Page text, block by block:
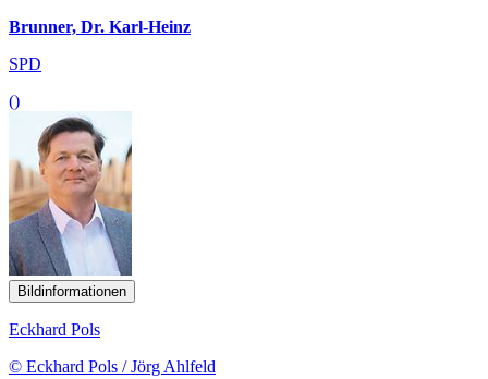
Brunner, Dr. Karl-Heinz
SPD
()
Bildinformationen
Eckhard Pols
© Eckhard Pols / Jörg Ahlfeld